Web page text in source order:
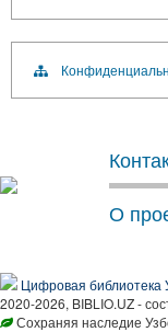
О
Цифровая библиотека
2020-2026, BIBLIO.UZ -
Сохраняя наследие